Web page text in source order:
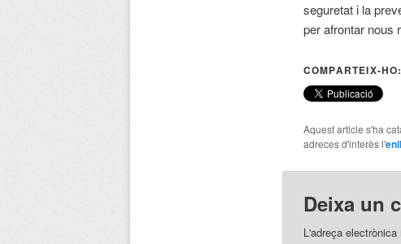
seguretat i la
per afrontar nous
COMPARTEIX-HO:
Aquest article s'ha
adreces d'interès l'
Deixa un
L'adreça